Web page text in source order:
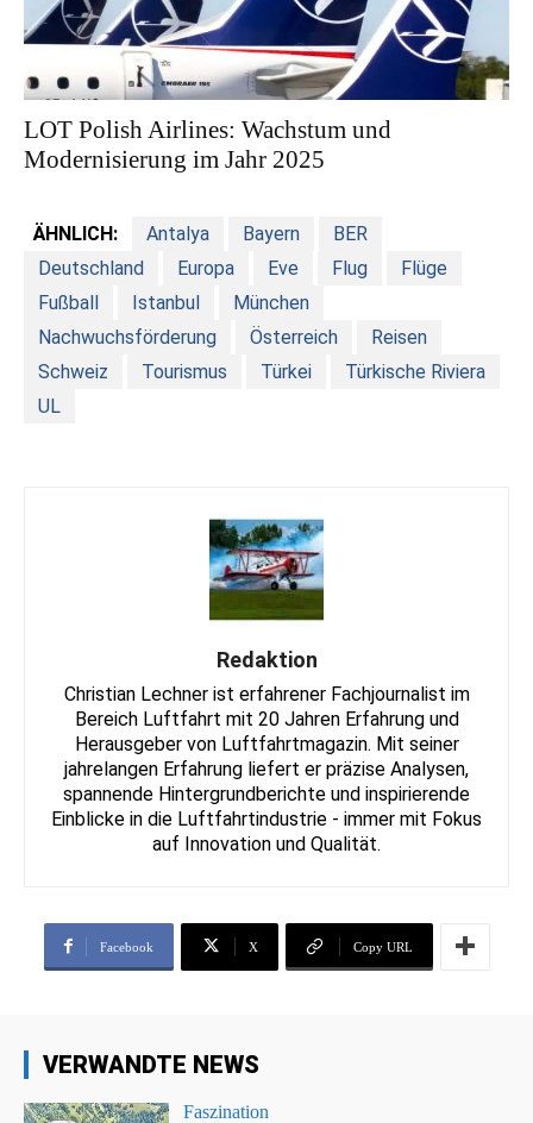
LOT Polish Airlines: Wachstum und
Modernisierung im Jahr 2025
ÄHNLICH: Antalya Bayern
BER
Deutschland
Europa Eve Flug
Flüge
Fußball
Istanbul
München
Nachwuchsförderung
Österreich
Reisen
Schweiz
Tourismus Türkei
Türkische Riviera
UL
Redaktion
Christian Lechner ist erfahrener Fachjournalist im
Bereich Luftfahrt mit 20 Jahren Erfahrung und
Herausgeber von Luftfahrtmagazin. Mit seiner
jahrelangen Erfahrung liefert er präzise Analysen,
spannende Hintergrundberichte und inspirierende
Einblicke in die Luftfahrtindustrie - immer mit Fokus
auf Innovation und Qualität.
Facebook X Copy URL
VERWANDTE NEWS
Faszination